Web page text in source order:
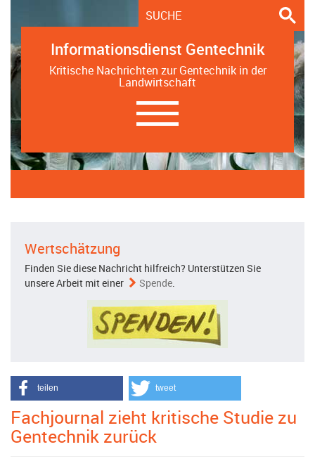
Informationsdienst Gentechnik
Kritische Nachrichten zur Gentechnik in der
Landwirtschaft
Navigation
ein-/ausblenden
Wertschätzung
Finden Sie diese Nachricht hilfreich? Unterstützen Sie
unsere Arbeit mit einer
Spende.
teilen tweet
Fachjournal zieht kritische Studie zu
Gentechnik zurück